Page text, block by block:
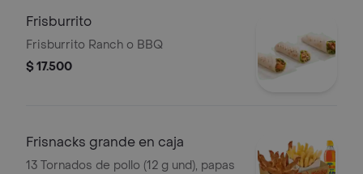
Frisburrito
Frisburrito Ranch o BBQ
$ 17.500
Frisnacks grande en caja
13 Tornados de pollo (12 g und), papas